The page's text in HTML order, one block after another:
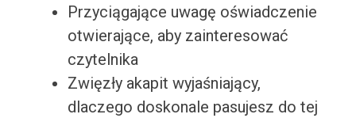
Przyciągające uwagę oświadczenie
otwierające, aby zainteresować
czytelnika
Zwięzły akapit wyjaśniający,
dlaczego doskonale pasujesz do tej